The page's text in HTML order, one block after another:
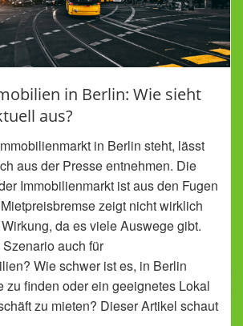
in Berlin: Wie sieht
aus?
in Berlin steht, lässt
aus der Presse entnehmen. Die
Immobilienmarkt ist aus den Fugen
zeigt nicht wirklich
da es viele Auswege gibt.
auch für
Wie schwer ist es, in Berlin
zu finden oder ein geeignetes Lokal
zu mieten? Dieser Artikel schaut